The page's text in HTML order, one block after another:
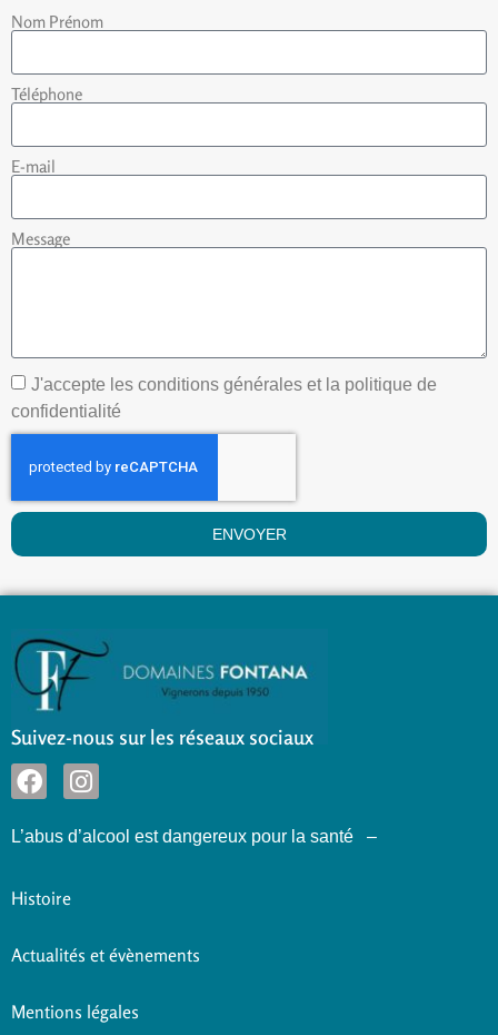
Nom Prénom
Téléphone
E-mail
Message
J'accepte les conditions générales et la politique de
confidentialité
ENVOYER
Suivez-nous sur les réseaux sociaux
L’abus d’alcool est dangereux pour la santé –
Histoire
Actualités et évènements
Mentions légales